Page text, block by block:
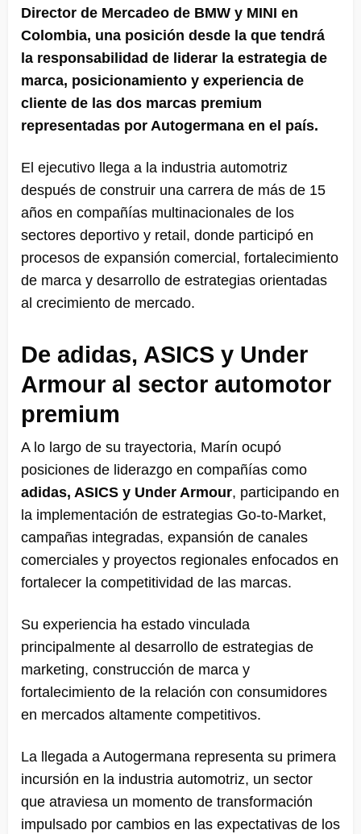
Director de Mercadeo de BMW y MINI en
Colombia, una posición desde la que tendrá
la responsabilidad de liderar la estrategia de
marca, posicionamiento y experiencia de
cliente de las dos marcas premium
representadas por Autogermana en el país.
El ejecutivo llega a la industria automotriz
después de construir una carrera de más de 15
años en compañías multinacionales de los
sectores deportivo y retail, donde participó en
procesos de expansión comercial, fortalecimiento
de marca y desarrollo de estrategias orientadas
al crecimiento de mercado.
De adidas, ASICS y Under
Armour al sector automotor
premium
A lo largo de su trayectoria, Marín ocupó
posiciones de liderazgo en compañías como
adidas, ASICS y Under Armour, participando en
la implementación de estrategias Go-to-Market,
campañas integradas, expansión de canales
comerciales y proyectos regionales enfocados en
fortalecer la competitividad de las marcas.
Su experiencia ha estado vinculada
principalmente al desarrollo de estrategias de
marketing, construcción de marca y
fortalecimiento de la relación con consumidores
en mercados altamente competitivos.
La llegada a Autogermana representa su primera
incursión en la industria automotriz, un sector
que atraviesa un momento de transformación
impulsado por cambios en las expectativas de los